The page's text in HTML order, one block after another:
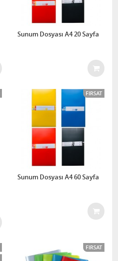
Sunum Dosyası A4 20 Sayfa
FIRSAT
Sunum Dosyası A4 60 Sayfa
FIRSAT